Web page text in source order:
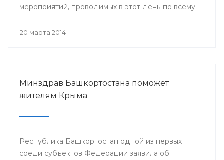
мероприятий, проводимых в этот день по всему
и информирование населения о заболевании и
20 марта 2014
Минздрав Башкортостана поможет
жителям Крыма
Республика Башкортостан одной из первых
среди субъектов Федерации заявила об